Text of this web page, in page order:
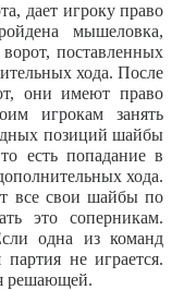
дает игроку право
мышеловка,
поставленных
хода. После
они имеют право
игрокам занять
позиций шайбы
есть попадание в
хода.
все свои шайбы по
это соперникам.
одна из команд
не играется.
решающей.